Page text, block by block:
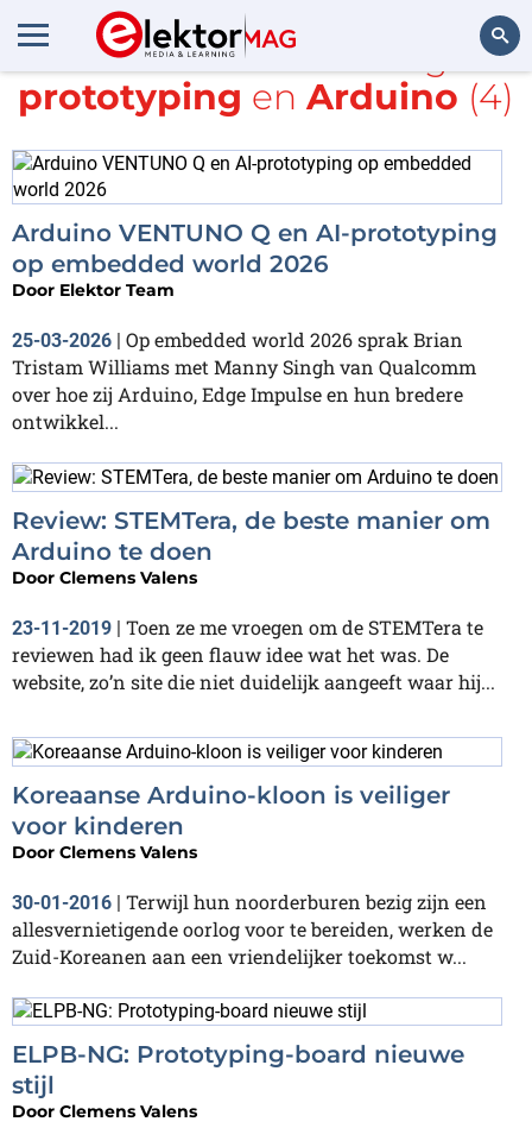
Zoeken
Alle items met de tags
prototyping en Arduino (4)
Arduino VENTUNO Q en AI-prototyping
op embedded world 2026
Door Elektor Team
25-03-2026 | Op embedded world 2026 sprak Brian
Tristam Williams met Manny Singh van Qualcomm
over hoe zij Arduino, Edge Impulse en hun bredere
ontwikkel...
Review: STEMTera, de beste manier om
Arduino te doen
Door Clemens Valens
23-11-2019 | Toen ze me vroegen om de STEMTera te
reviewen had ik geen flauw idee wat het was. De
website, zo’n site die niet duidelijk aangeeft waar hij...
Koreaanse Arduino-kloon is veiliger
voor kinderen
Door Clemens Valens
30-01-2016 | Terwijl hun noorderburen bezig zijn een
allesvernietigende oorlog voor te bereiden, werken de
Zuid-Koreanen aan een vriendelijker toekomst w...
ELPB-NG: Prototyping-board nieuwe
stijl
Door Clemens Valens